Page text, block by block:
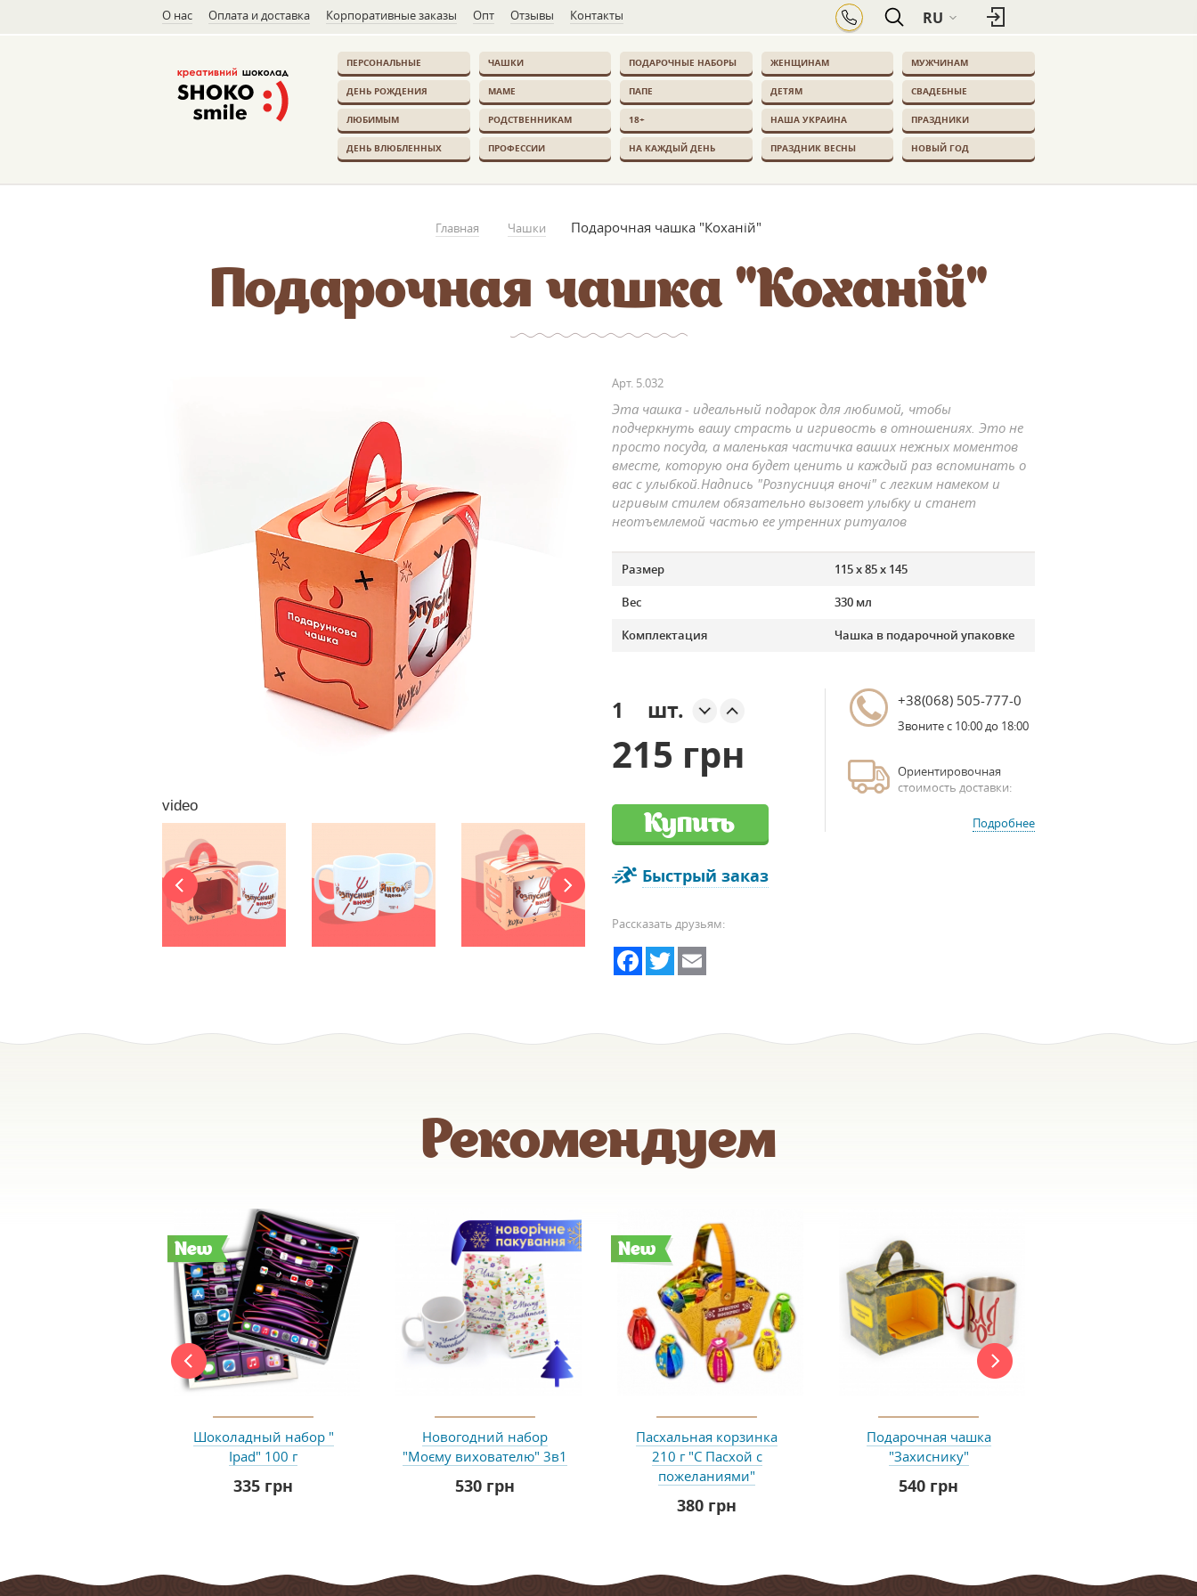
О нас Оплата и доставка Корпоративные заказы Опт Отзывы Контакты RU
ПЕРСОНАЛЬНЫЕ ЧАШКИ ПОДАРОЧНЫЕ НАБОРЫ ЖЕНЩИНАМ МУЖЧИНАМ
ДЕНЬ РОЖДЕНИЯ МАМЕ ПАПЕ ДЕТЯМ СВАДЕБНЫЕ
ЛЮБИМЫМ РОДСТВЕННИКАМ 18+ НАША УКРАИНА ПРАЗДНИКИ
ДЕНЬ ВЛЮБЛЕННЫХ ПРОФЕССИИ НА КАЖДЫЙ ДЕНЬ ПРАЗДНИК ВЕСНЫ НОВЫЙ ГОД
Главная Чашки Подарочная чашка "Коханій"
Подарочная чашка "Коханій"
video
Арт. 5.032
Эта чашка - идеальный подарок для любимой, чтобы
подчеркнуть вашу страсть и игривость в отношениях. Это не
просто посуда, а маленькая частичка ваших нежных моментов
вместе, которую она будет ценить и каждый раз вспоминать о
вас с улыбкой.Надпись "Розпусниця вночі" с легким намеком и
игривым стилем обязательно вызовет улыбку и станет
неотъемлемой частью ее утренних ритуалов
Размер 115 х 85 х 145
Вес 330 мл
Комплектация Чашка в подарочной упаковке
шт.
215 грн
Купить
Быстрый заказ
Рассказать друзьям:
Facebook
Twitter
+38(068) 505-777-0
Звоните с 10:00 до 18:00
Ориентировочная
стоимость доставки:
Подробнее
Рекомендуем
New
Шоколадный набор "
Ipad" 100 г
335 грн
Новогодний набор
"Моєму вихователю" 3в1
530 грн
New
Пасхальная корзинка
210 г "С Пасхой с
пожеланиями"
380 грн
Подарочная чашка
"Захиснику"
540 грн